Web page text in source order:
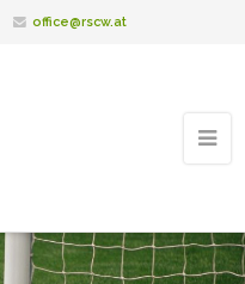
office@rscw.at